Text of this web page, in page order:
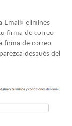
Email» elimines
firma de correo
firma de correo
después del